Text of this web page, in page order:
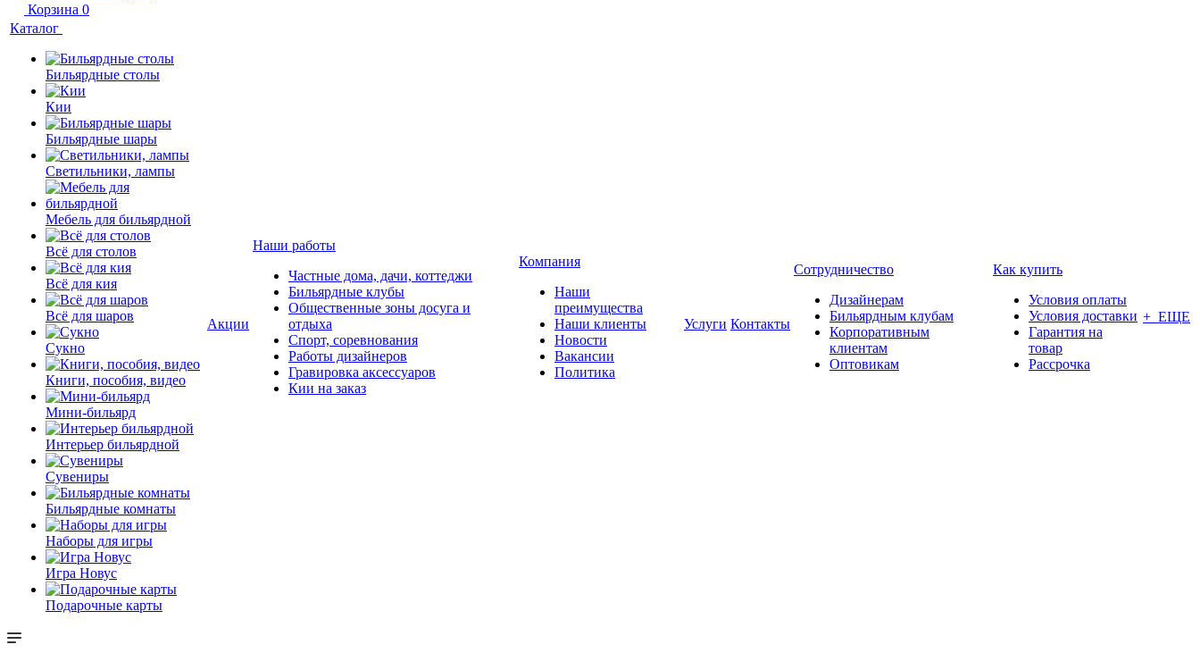
Корзина 0
Каталог
Бильярдные столы
Кии
Бильярдные шары
Светильники, лампы
Мебель для бильярдной
Всё для столов
Всё для кия
Всё для шаров
Сукно
Книги, пособия, видео
Мини-бильярд
Интерьер бильярдной
Сувениры
Бильярдные комнаты
Наборы для игры
Игра Новус
Подарочные карты
Акции
Наши работы
Частные дома, дачи, коттеджи
Бильярдные клубы
Общественные зоны досуга и
отдыха
Спорт, соревнования
Работы дизайнеров
Гравировка аксессуаров
Кии на заказ
Компания
Наши
преимущества
Наши клиенты
Новости
Вакансии
Политика
Услуги Контакты
Сотрудничество
Дизайнерам
Бильярдным клубам
Корпоративным
клиентам
Оптовикам
Как купить
Условия оплаты
Условия доставки
Гарантия на
товар
Рассрочка
+ ЕЩЕ